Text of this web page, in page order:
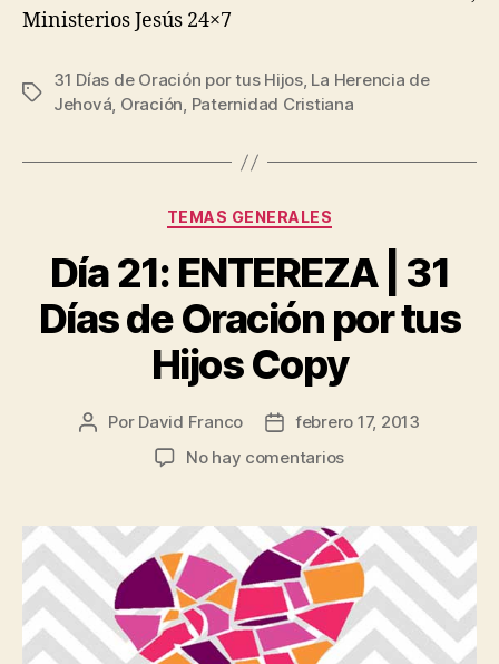
Ministerios Jesús 24×7
Etiquetas
31 Días de Oración por tus Hijos, La Herencia de
Jehová, Oración, Paternidad Cristiana
Categorías
TEMAS GENERALES
Día 21: ENTEREZA | 31
Días de Oración por tus
Hijos Copy
Autor
Por David Franco
Fechafebrero 17, 2013
No hay comentariosen
ENTEREZA
|
31
Días
de
Oración